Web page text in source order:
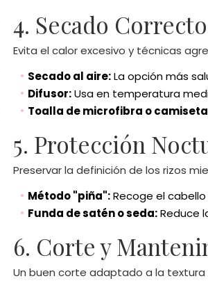
4. Secado Correcto
Evita el calor excesivo y técnicas
Secado al aire:La opción más
Difusor:Usa en temperatura
Toalla de microfibra o
5. Protección
Preservar la definición de los rizos
Método "piña":Recoge el
Funda de satén o seda:Reduce
6. Corte y
Un buen corte adaptado a la